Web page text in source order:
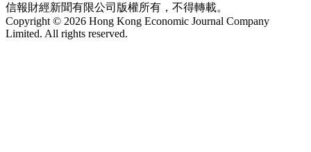
信報財經新聞有限公司版權所有，不得轉載。
Copyright © 2026 Hong Kong Economic Journal Company
Limited. All rights reserved.